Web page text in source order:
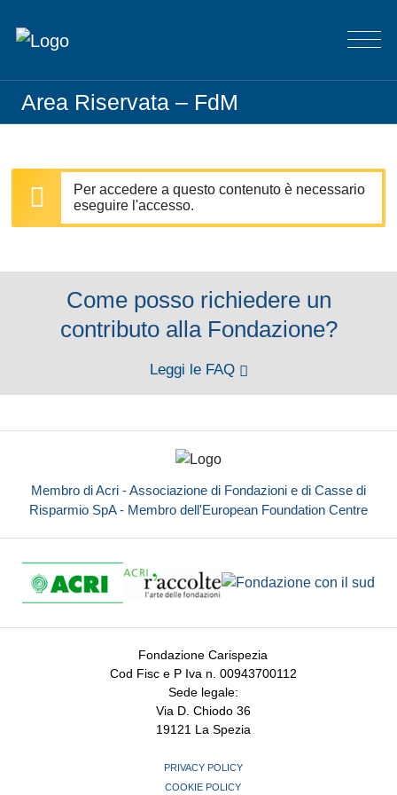
Area Riservata – FdM
Per accedere a questo contenuto è necessario
eseguire l'accesso.
Come posso richiedere un
contributo alla Fondazione?
Leggi le FAQ
Membro di Acri - Associazione di Fondazioni e di Casse di
Risparmio SpA - Membro dell'European Foundation Centre
Fondazione Carispezia
Cod Fisc e P Iva n. 00943700112
Sede legale:
Via D. Chiodo 36
19121 La Spezia
PRIVACY POLICY
COOKIE POLICY